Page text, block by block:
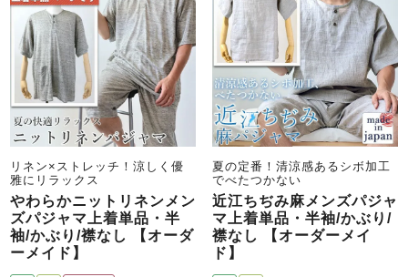
リネン×ストレッチ！涼しく優
雅にリラックス
やわらかニットリネンメン
ズパジャマ上着単品・半
袖/かぶり/襟なし 【オーダ
ーメイド】
夏の定番！清涼感あるシボ加工
でべたつかない
近江ちぢみ麻メンズパジャ
マ上着単品・半袖/かぶり/
襟なし 【オーダーメイ
ド】